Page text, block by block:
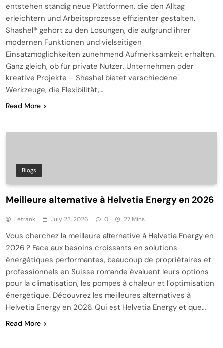
entstehen ständig neue Plattformen, die den Alltag
erleichtern und Arbeitsprozesse effizienter gestalten.
Shashel® gehört zu den Lösungen, die aufgrund ihrer
modernen Funktionen und vielseitigen
Einsatzmöglichkeiten zunehmend Aufmerksamkeit erhalten.
Ganz gleich, ob für private Nutzer, Unternehmen oder
kreative Projekte – Shashel bietet verschiedene
Werkzeuge, die Flexibilität,…
Read More
Blogs
Meilleure alternative à Helvetia Energy en 2026
Letrank July 23, 2026 0 27 Mins
Vous cherchez la meilleure alternative à Helvetia Energy en
2026 ? Face aux besoins croissants en solutions
énergétiques performantes, beaucoup de propriétaires et
professionnels en Suisse romande évaluent leurs options
pour la climatisation, les pompes à chaleur et l’optimisation
énergétique. Découvrez les meilleures alternatives à
Helvetia Energy en 2026. Qui est Helvetia Energy et que…
Read More